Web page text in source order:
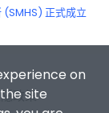
(SMHS) 正式成立
on
site
政策